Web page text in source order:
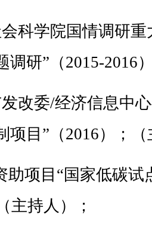
科学院国情调研
调研”（2015-2016
改委/经济信息中
项目”（2016）；
助项目“国家低碳
主持人）；